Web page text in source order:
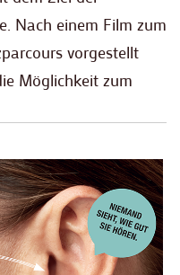
Nach einem Film zum
vorgestellt
Möglichkeit zum